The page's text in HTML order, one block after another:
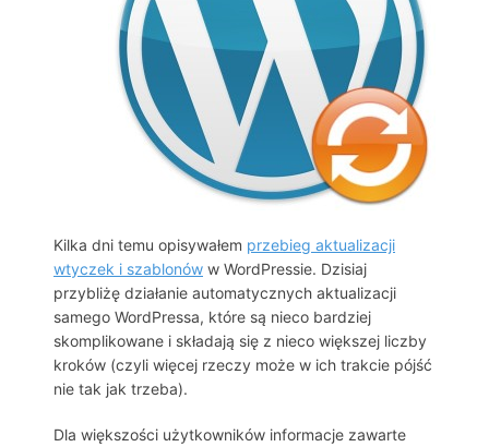
Kilka dni temu opisywałem przebieg aktualizacji
wtyczek i szablonów w WordPressie. Dzisiaj
przybliżę działanie automatycznych aktualizacji
samego WordPressa, które są nieco bardziej
skomplikowane i składają się z nieco większej liczby
kroków (czyli więcej rzeczy może w ich trakcie pójść
nie tak jak trzeba).
Dla większości użytkowników informacje zawarte